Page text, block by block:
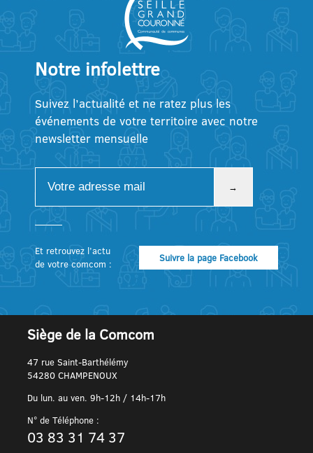
Notre infolettre
Suivez l’actualité et ne ratez plus les
événements de votre territoire avec notre
newsletter mensuelle
Et retrouvez l’actu
de votre comcom :
Suivre la page Facebook
Siège de la Comcom
47 rue Saint-Barthélémy
54280 CHAMPENOUX
Du lun. au ven. 9h-12h / 14h-17h
N° de Téléphone :
03 83 31 74 37